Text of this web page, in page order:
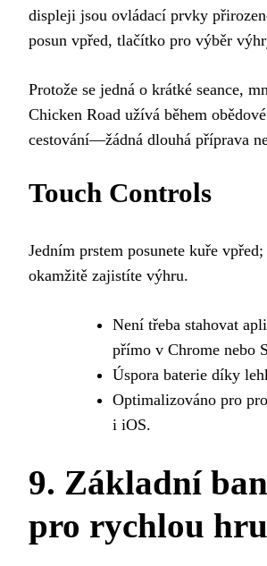
displeji jsou ovládací prvky
posun vpřed, tlačítko pro výběr
Protože se jedná o krátké seance,
Chicken Road užívá během
cestování—žádná dlouhá příprava
Touch Controls
Jedním prstem posunete kuře
okamžitě zajistíte výhru.
Není třeba stahovat
přímo v Chrome nebo
Úspora baterie díky
Optimalizováno pro
i iOS.
9. Základní
pro rychlou hru